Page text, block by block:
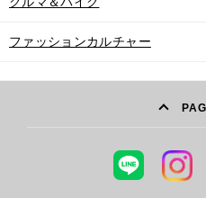
ファッションカルチャー